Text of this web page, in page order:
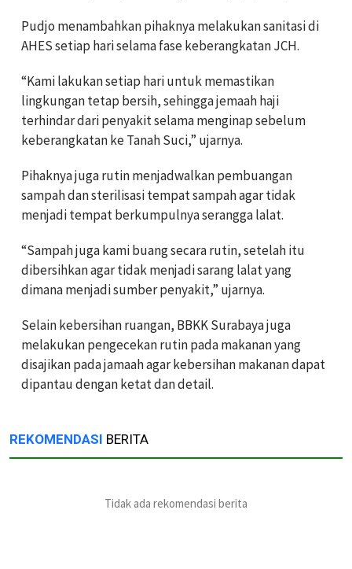
Pudjo menambahkan pihaknya melakukan sanitasi di
AHES setiap hari selama fase keberangkatan JCH.
“Kami lakukan setiap hari untuk memastikan
lingkungan tetap bersih, sehingga jemaah haji
terhindar dari penyakit selama menginap sebelum
keberangkatan ke Tanah Suci,” ujarnya.
Pihaknya juga rutin menjadwalkan pembuangan
sampah dan sterilisasi tempat sampah agar tidak
menjadi tempat berkumpulnya serangga lalat.
“Sampah juga kami buang secara rutin, setelah itu
dibersihkan agar tidak menjadi sarang lalat yang
dimana menjadi sumber penyakit,” ujarnya.
Selain kebersihan ruangan, BBKK Surabaya juga
melakukan pengecekan rutin pada makanan yang
disajikan pada jamaah agar kebersihan makanan dapat
dipantau dengan ketat dan detail.
REKOMENDASI BERITA
Tidak ada rekomendasi berita